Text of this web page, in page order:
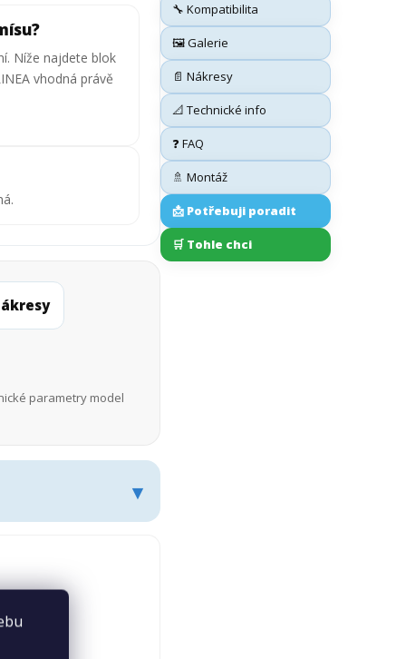
Níže najdete blok
vhodná právě
parametry model
🔧 Kompatibilita
🖼️ Galerie
📄 Nákresy
📐 Technické info
❓ FAQ
🚿 Montáž
📩 Potřebuji poradit
🛒 Tohle chci